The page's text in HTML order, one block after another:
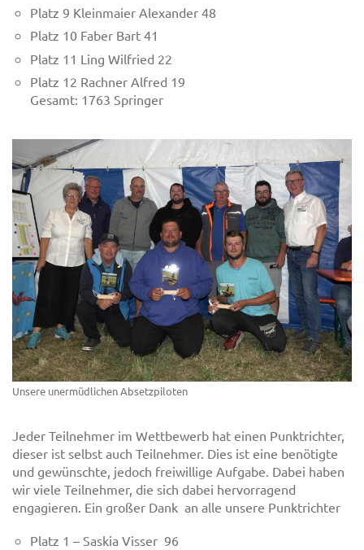
Platz 9 Kleinmaier Alexander 48
Platz 10 Faber Bart 41
Platz 11 Ling Wilfried 22
Platz 12 Rachner Alfred 19
Gesamt: 1763 Springer
Unsere unermüdlichen Absetzpiloten
Jeder Teilnehmer im Wettbewerb hat einen Punktrichter,
dieser ist selbst auch Teilnehmer. Dies ist eine benötigte
und gewünschte, jedoch freiwillige Aufgabe. Dabei haben
wir viele Teilnehmer, die sich dabei hervorragend
engagieren. Ein großer Dank an alle unsere Punktrichter
Platz 1 – Saskia Visser 96